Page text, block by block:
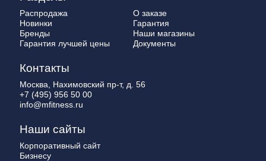
Распродажа
Новинки
Бренды
Гарантия лучшей цены
О заказе
Гарантия
Наши магазины
Документы
Контакты
Москва, Нахимовский пр-т, д. 56
+7 (495) 956 50 00
info@mfitness.ru
Наши сайты
Корпоративный сайт
Бизнесу